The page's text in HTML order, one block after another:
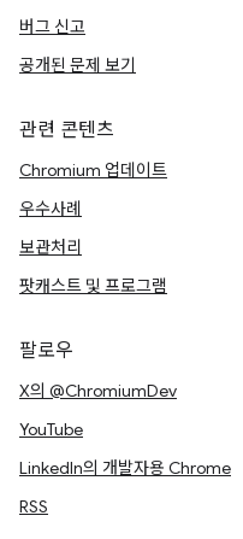
버그 신고
공개된 문제 보기
관련 콘텐츠
Chromium 업데이트
우수사례
보관처리
팟캐스트 및 프로그램
팔로우
X의 @ChromiumDev
YouTube
LinkedIn의 개발자용 Chrome
RSS